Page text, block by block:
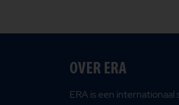
OVER ERA
ERA is een